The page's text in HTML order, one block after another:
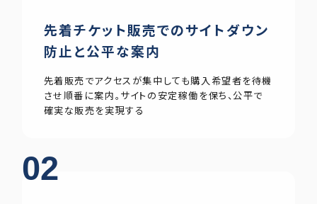
先着チケット販売でのサイトダウン
防止と公平な案内
先着販売でアクセスが集中しても購入希望者を待機
させ順番に案内。サイトの安定稼働を保ち、公平で
確実な販売を実現する
02